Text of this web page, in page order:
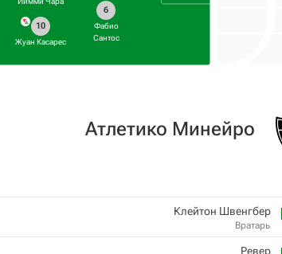
6
Фабио
Сантос
10
Жуан Касарес
Атлетико Минейро
Клейтон Швенгбер
Вратарь
Ревер